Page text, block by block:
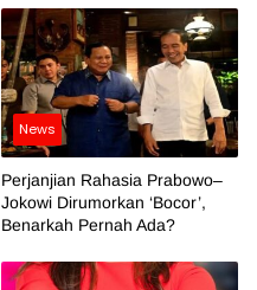
News
Perjanjian Rahasia Prabowo–
Jokowi Dirumorkan ‘Bocor’,
Benarkah Pernah Ada?